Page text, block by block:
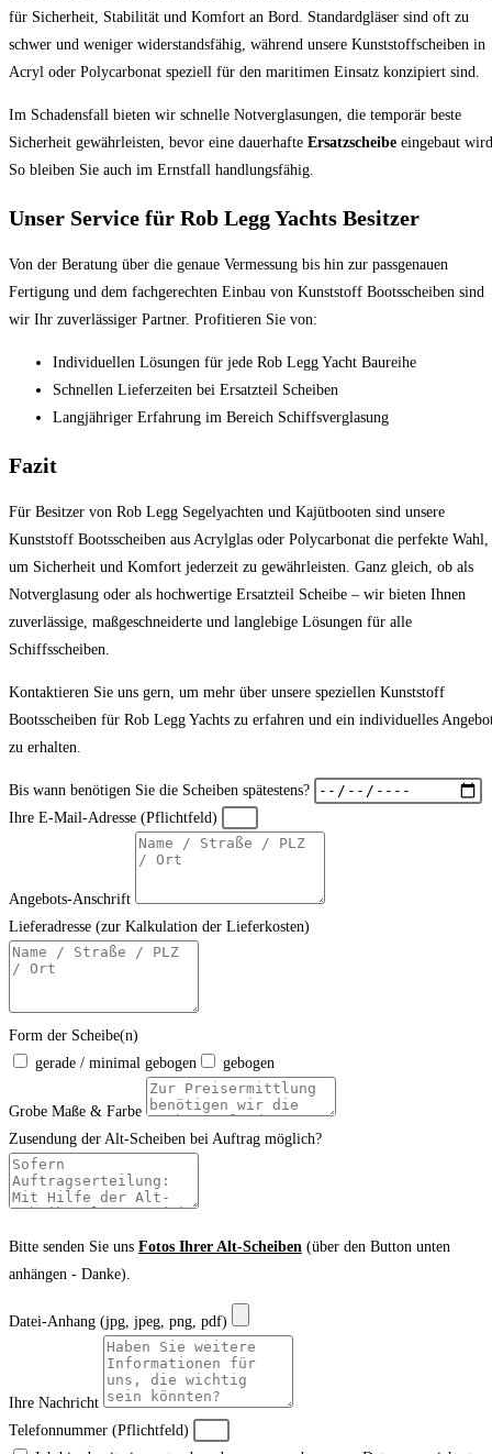
für Sicherheit, Stabilität und Komfort an Bord. Standardgläser sind oft zu
schwer und weniger widerstandsfähig, während unsere Kunststoffscheiben in
Acryl oder Polycarbonat speziell für den maritimen Einsatz konzipiert sind.
Im Schadensfall bieten wir schnelle Notverglasungen, die temporär beste
Sicherheit gewährleisten, bevor eine dauerhafte Ersatzscheibe eingebaut
So bleiben Sie auch im Ernstfall handlungsfähig.
Unser Service für Rob Legg Yachts Besitzer
Von der Beratung über die genaue Vermessung bis hin zur passgenauen
Fertigung und dem fachgerechten Einbau von Kunststoff Bootsscheiben sind
wir Ihr zuverlässiger Partner. Profitieren Sie von:
Individuellen Lösungen für jede Rob Legg Yacht Baureihe
Schnellen Lieferzeiten bei Ersatzteil Scheiben
Langjähriger Erfahrung im Bereich Schiffsverglasung
Fazit
Für Besitzer von Rob Legg Segelyachten und Kajütbooten sind unsere
Kunststoff Bootsscheiben aus Acrylglas oder Polycarbonat die perfekte Wahl,
um Sicherheit und Komfort jederzeit zu gewährleisten. Ganz gleich, ob als
Notverglasung oder als hochwertige Ersatzteil Scheibe – wir bieten Ihnen
zuverlässige, maßgeschneiderte und langlebige Lösungen für alle
Schiffsscheiben.
Kontaktieren Sie uns gern, um mehr über unsere speziellen Kunststoff
Bootsscheiben für Rob Legg Yachts zu erfahren und ein individuelles
zu erhalten.
Bis wann benötigen Sie die Scheiben spätestens?
Ihre E-Mail-Adresse (Pflichtfeld)
Angebots-Anschrift
Lieferadresse (zur Kalkulation der Lieferkosten)
Form der Scheibe(n)
gerade / minimal gebogen
gebogen
Grobe Maße & Farbe
Zusendung der Alt-Scheiben bei Auftrag möglich?
Bitte senden Sie uns Fotos Ihrer Alt-Scheiben (über den Button unten
anhängen - Danke).
Datei-Anhang (jpg, jpeg, png, pdf)
Ihre Nachricht
Telefonnummer (Pflichtfeld)